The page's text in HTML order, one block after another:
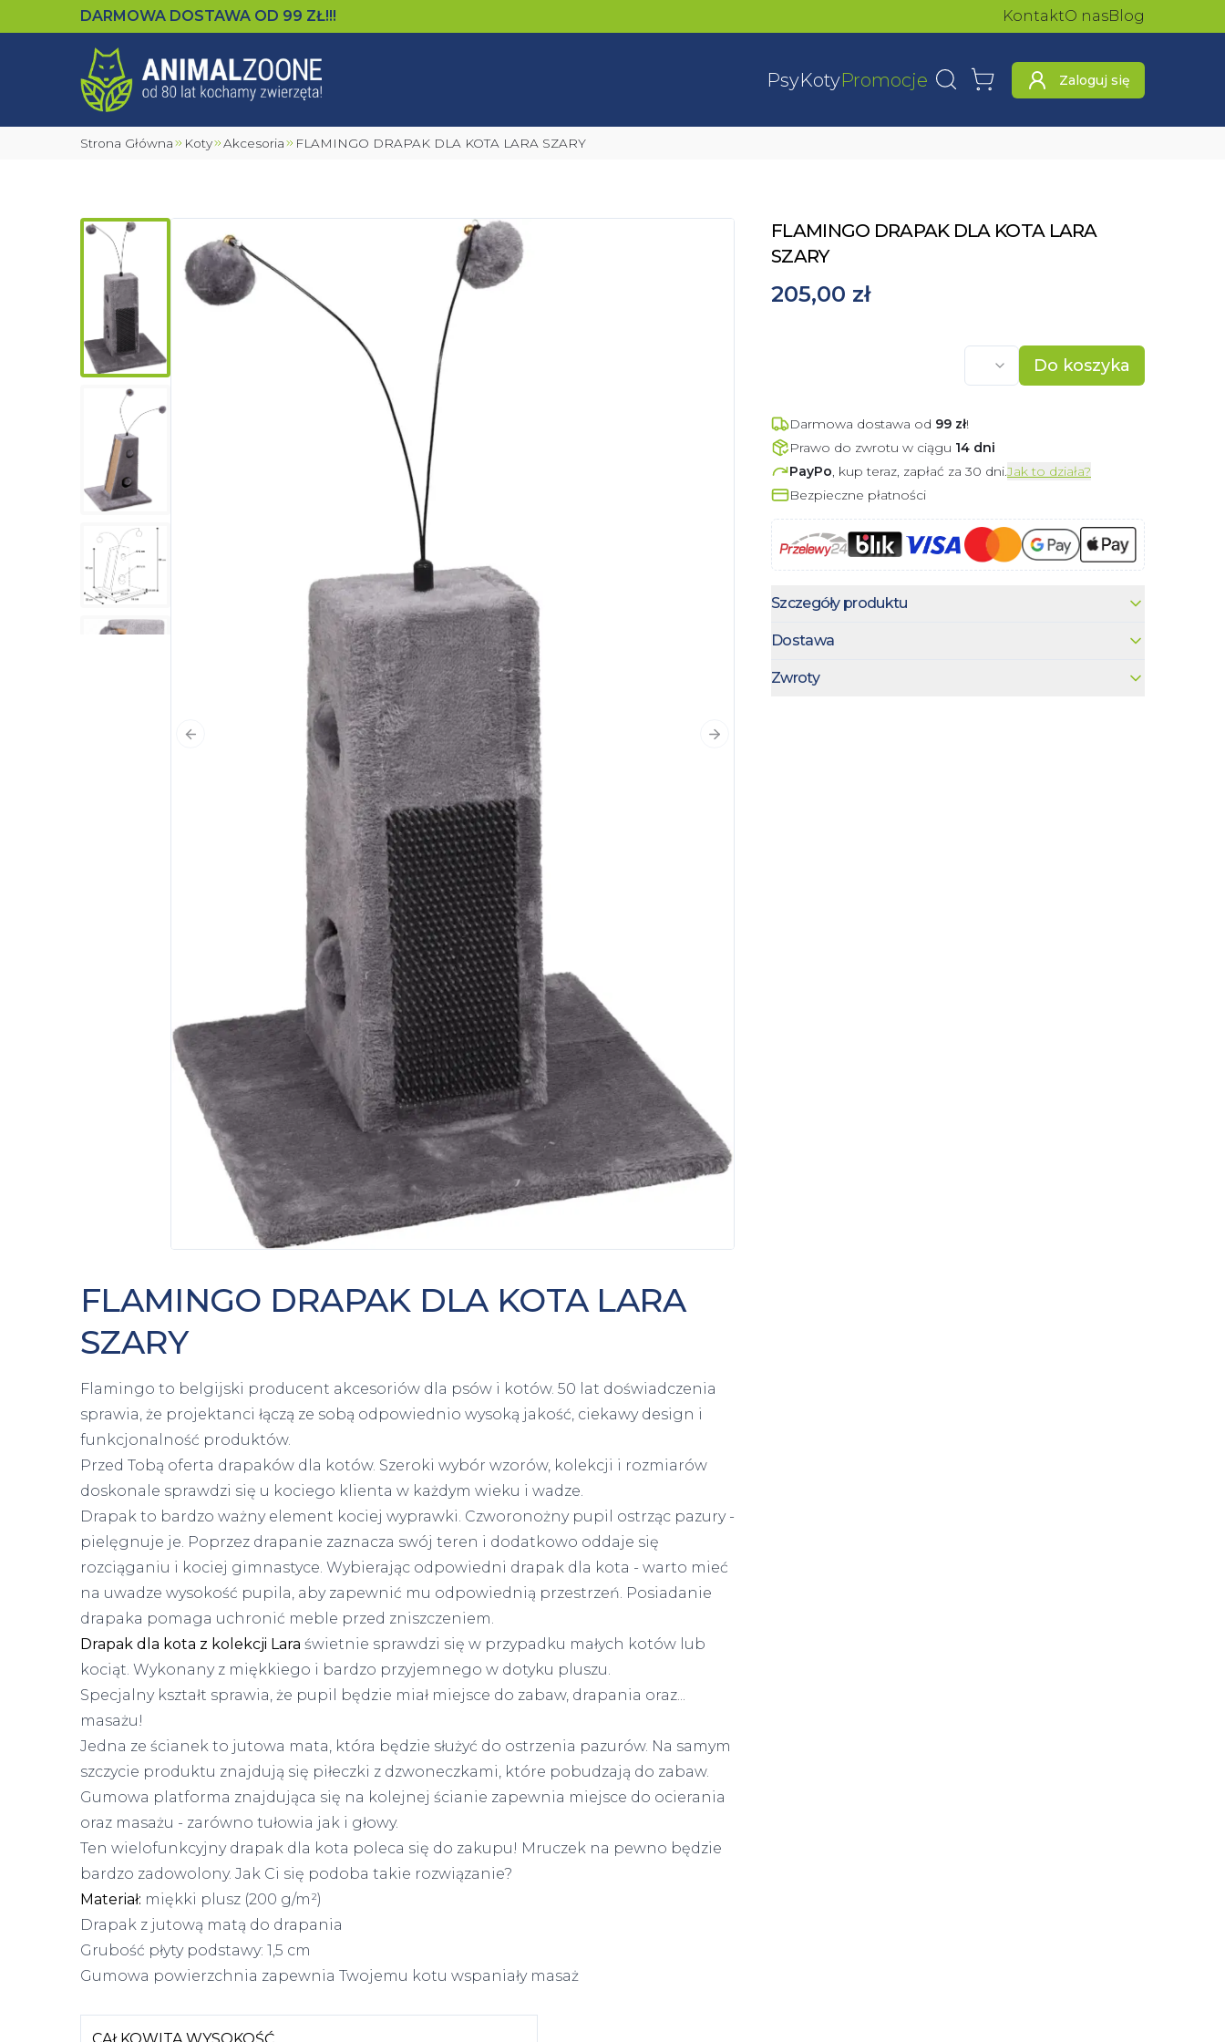
DARMOWA DOSTAWA OD 99 ZŁ!!! KontaktO nasBlog
PsyKotyPromocje WyszukajKoszyk Zaloguj się
Strona Główna Koty Akcesoria FLAMINGO DRAPAK DLA KOTA LARA SZARY
Poprzedni slajd Następny slajd
FLAMINGO DRAPAK DLA KOTA LARA
SZARY
205,00 zł
Do koszyka
Darmowa dostawa od 99 zł!
Prawo do zwrotu w ciągu 14 dni
PayPo, kup teraz, zapłać za 30 dni.Jak to działa?
Bezpieczne płatności
Szczegóły produktu
Dostawa
Zwroty
FLAMINGO DRAPAK DLA KOTA LARA
SZARY
Flamingo to belgijski producent akcesoriów dla psów i kotów. 50 lat doświadczenia
sprawia, że projektanci łączą ze sobą odpowiednio wysoką jakość, ciekawy design i
funkcjonalność produktów.
Przed Tobą oferta drapaków dla kotów. Szeroki wybór wzorów, kolekcji i rozmiarów
doskonale sprawdzi się u kociego klienta w każdym wieku i wadze.
Drapak to bardzo ważny element kociej wyprawki. Czworonożny pupil ostrząc pazury -
pielęgnuje je. Poprzez drapanie zaznacza swój teren i dodatkowo oddaje się
rozciąganiu i kociej gimnastyce. Wybierając odpowiedni drapak dla kota - warto mieć
na uwadze wysokość pupila, aby zapewnić mu odpowiednią przestrzeń. Posiadanie
drapaka pomaga uchronić meble przed zniszczeniem.
Drapak dla kota z kolekcji Lara świetnie sprawdzi się w przypadku małych kotów lub
kociąt. Wykonany z miękkiego i bardzo przyjemnego w dotyku pluszu.
Specjalny kształt sprawia, że pupil będzie miał miejsce do zabaw, drapania oraz...
masażu!
Jedna ze ścianek to jutowa mata, która będzie służyć do ostrzenia pazurów. Na samym
szczycie produktu znajdują się piłeczki z dzwoneczkami, które pobudzają do zabaw.
Gumowa platforma znajdująca się na kolejnej ścianie zapewnia miejsce do ocierania
oraz masażu - zarówno tułowia jak i głowy.
Ten wielofunkcyjny drapak dla kota poleca się do zakupu! Mruczek na pewno będzie
bardzo zadowolony. Jak Ci się podoba takie rozwiązanie?
Materiał: miękki plusz (200 g/m²)
Drapak z jutową matą do drapania
Grubość płyty podstawy: 1,5 cm
Gumowa powierzchnia zapewnia Twojemu kotu wspaniały masaż
CAŁKOWITA WYSOKOŚĆ